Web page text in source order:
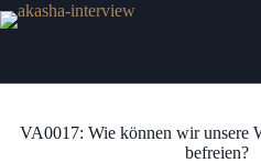
Zum
Inhalt
VA0017: Wie können wir unsere
befreien?